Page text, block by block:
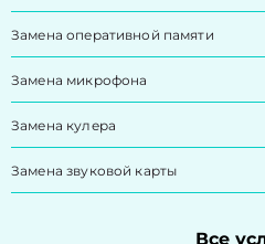
Замена оперативной памяти
Замена микрофона
Замена кулера
Замена звуковой карты
Все